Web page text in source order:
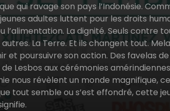
qui ravage son pays l’Indonésie.
adultes luttent pour les droits
l’alimentation. La dignité. Seuls contre
La Terre. Et ils changent tout.
poursuivre son action. Des favelas de
Lesbos aux cérémonies
nous révèlent un monde magnifique,
tout semble ou s’est effondré, cette